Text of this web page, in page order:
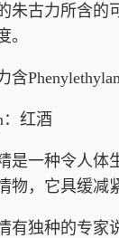
古力所含的可
。
红酒
一种令人体生
物，它具缓减
独种的专家说